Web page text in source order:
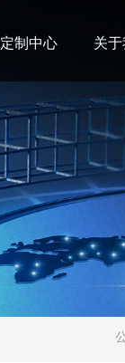
定制中心 关